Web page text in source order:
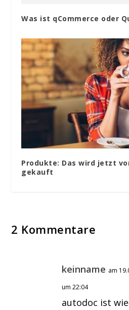
Was ist qCommerce oder
Produkte: Das wird jetzt
gekauft
2 Kommentare
keinname am
um 22:04
autodoc ist